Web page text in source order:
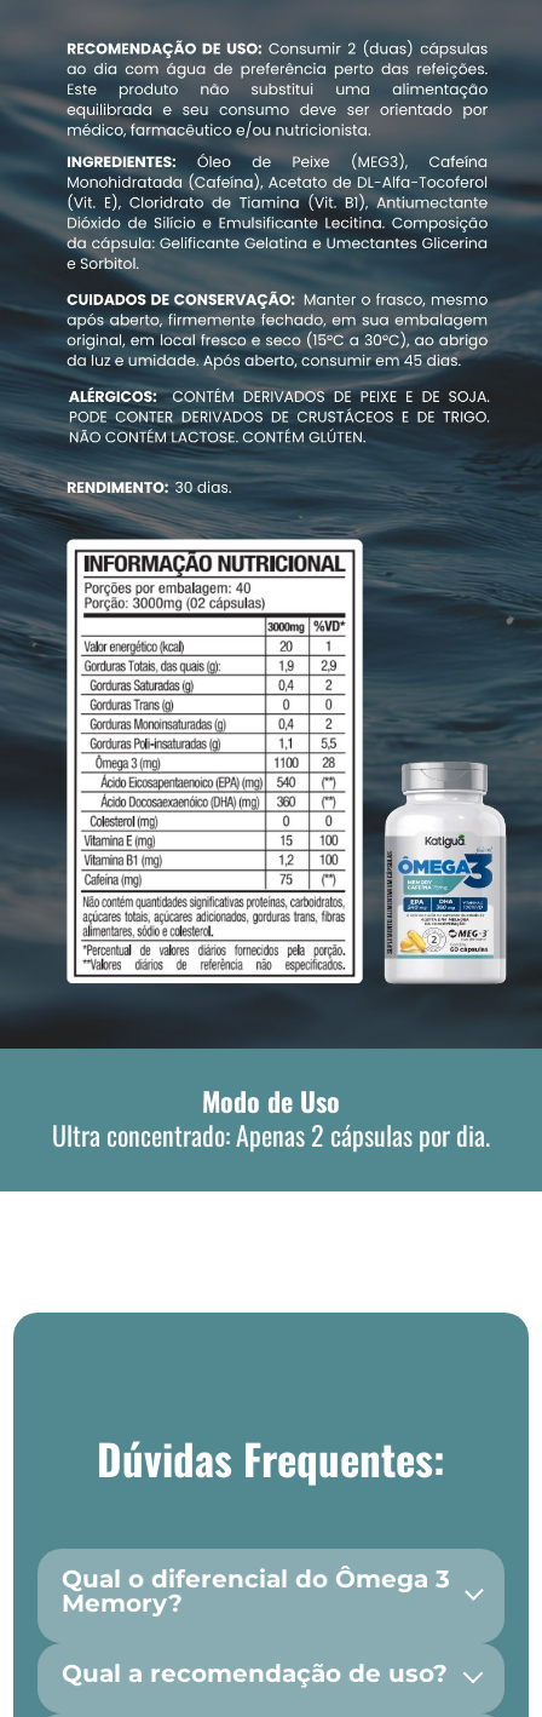
Modo de Uso
Ultra concentrado: Apenas 2 cápsulas por dia.
Dúvidas Frequentes:
Qual o diferencial do Ômega 3
Memory?
Qual a recomendação de uso?